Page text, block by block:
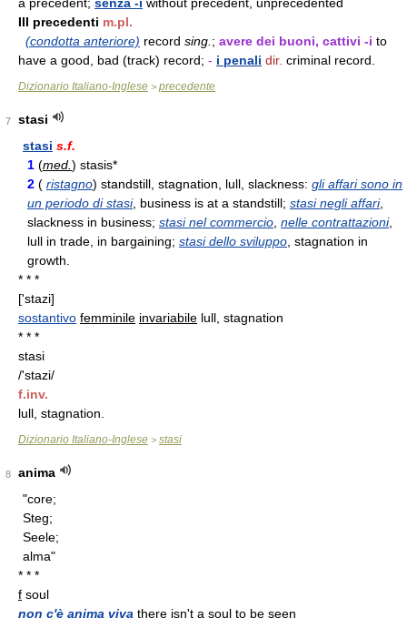
III precedenti m.pl.
(condotta anteriore) record sing. ; avere dei buoni, cattivi -i to
have a good, bad (track) record; - i penali dir. criminal record.
Dizionario Italiano-Inglese > precedente
7
stasi
stasi s.f.
1 (med. ) stasis*
2 ( ristagno) standstill, stagnation, lull, slackness: gli affari sono in
un periodo di stasi, business is at a standstill; stasi negli affari,
slackness in business; stasi nel commercio nelle contrattazioni,
lull in trade, in bargaining; stasi dello sviluppo , stagnation in
growth.
* * *
['stazi]
sostantivo femminile invariabile lull, stagnation
* * *
stasi
/'stazi/
f.inv.
lull, stagnation.
Dizionario Italiano-Inglese > stasi
8
anima
"core;
Steg;
Seele;
alma"
* * *
f soul
non c'è anima viva there isn't a soul to be seen